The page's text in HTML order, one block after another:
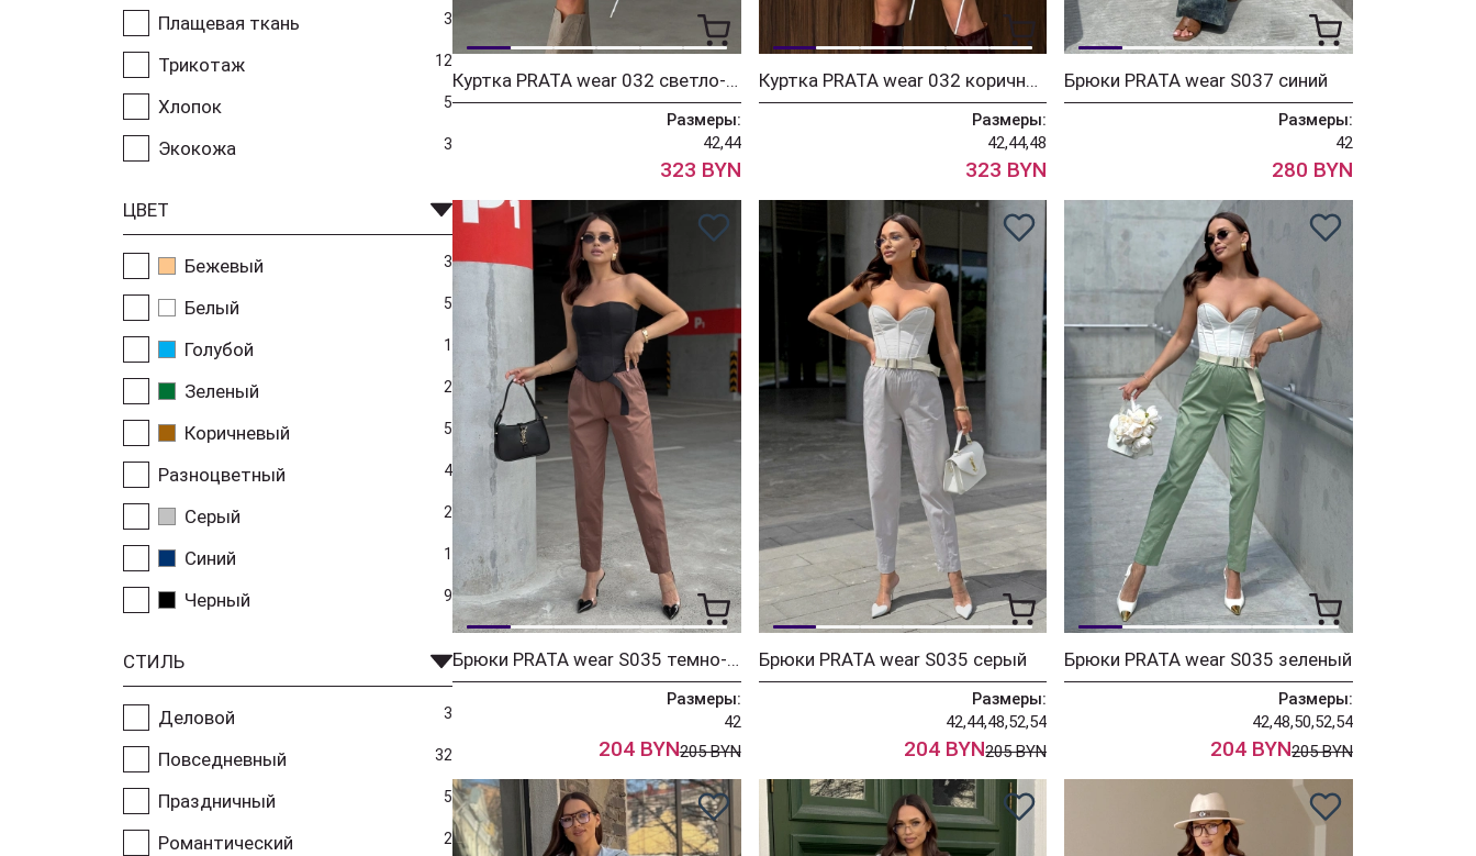
Плащевая ткань 3
Трикотаж 12
Хлопок 5
Экокожа 3
ЦВЕТ
Бежевый 3
Белый 5
Голубой 1
Зеленый 2
Коричневый 5
Разноцветный 4
Серый 2
Синий 1
Черный 9
СТИЛЬ
Деловой 3
Повседневный 32
Праздничный 5
Романтический 2
Куртка PRATA wear 032 светло-серый
Размеры:
42,44
323 BYN
Куртка PRATA wear 032 коричневый
Размеры:
42,44,48
323 BYN
Брюки PRATA wear S037 синий
Размеры:
42
280 BYN
Брюки PRATA wear S035 темно-коричневый
Размеры:
42
204 BYN205 BYN
Брюки PRATA wear S035 серый
Размеры:
42,44,48,52,54
204 BYN205 BYN
Брюки PRATA wear S035 зеленый
Размеры:
42,48,50,52,54
204 BYN205 BYN